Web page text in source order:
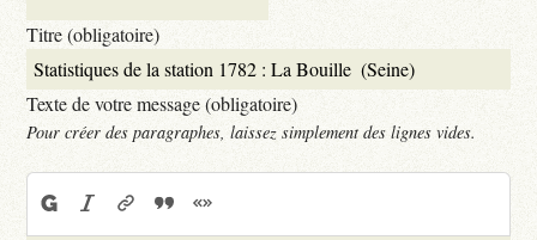
Titre (obligatoire)
Texte de votre message (obligatoire)
Pour créer des paragraphes, laissez simplement des lignes vides.